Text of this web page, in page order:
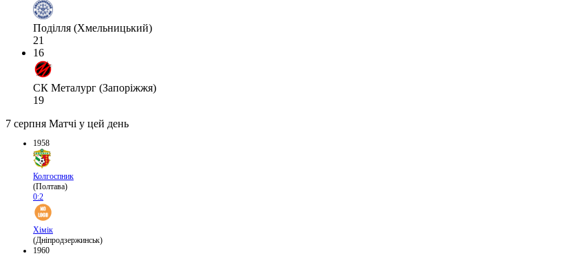
Поділля (Хмельницький)
21
16
СК Металург (Запоріжжя)
19
7 серпня Матчі у цей день
1958
Колгоспник
(Полтава)
0:2
Хімік
(Дніпродзержинськ)
1960